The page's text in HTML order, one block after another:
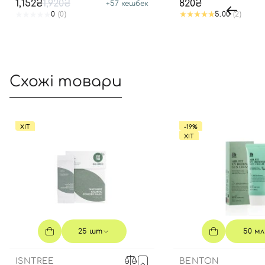
1,152₴1,920₴ +57 кешбек
0 (0)
820₴
5.00 (2)
Схожі товари
ХІТ
25 шт
ISNTREE
-19%
ХІТ
50 мл
BENTON